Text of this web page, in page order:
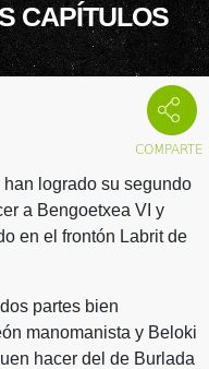
CAPÍTULOS
logrado su segundo
a Bengoetxea VI y
en el frontón Labrit de
partes bien
manomanista y Beloki
hacer del de Burlada